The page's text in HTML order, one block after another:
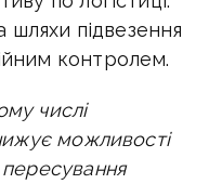
шляхи підвезення
контролем.
числі
можливості